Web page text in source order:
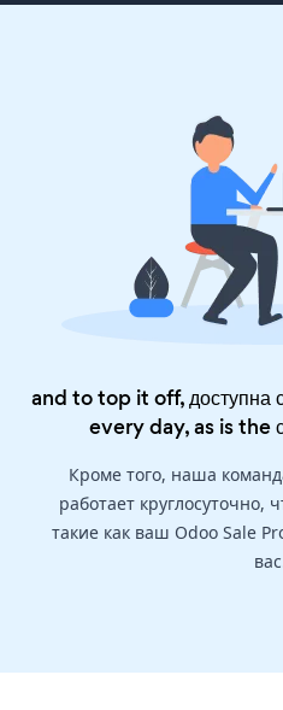
and to top it off, доступна
every day, as is the
Кроме того, наша
работает
такие как ваш Odoo Sale